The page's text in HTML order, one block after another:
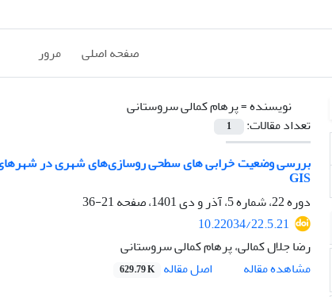
صفحه اصلی مرور
نویسنده =پرهام کمالی سروستانی
تعداد مقالات:
1
GIS
دوره 22، شماره 5، آذر و دی 1401، صفحه
21-36
10.22034/22.5.21
رضا جلال کمالی، پرهام کمالی سروستانی
مشاهده مقاله
اصل مقاله 629.79 K